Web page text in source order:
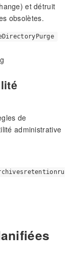
et détruit
obsolètes.
de
administrative